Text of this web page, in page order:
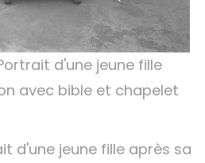
d'une jeune fille
avec bible et chapelet
d'une jeune fille après sa